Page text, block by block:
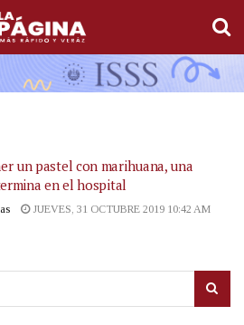
un pastel con marihuana, una
en el hospital
JUEVES, 31 OCTUBRE 2019 10:42 AM